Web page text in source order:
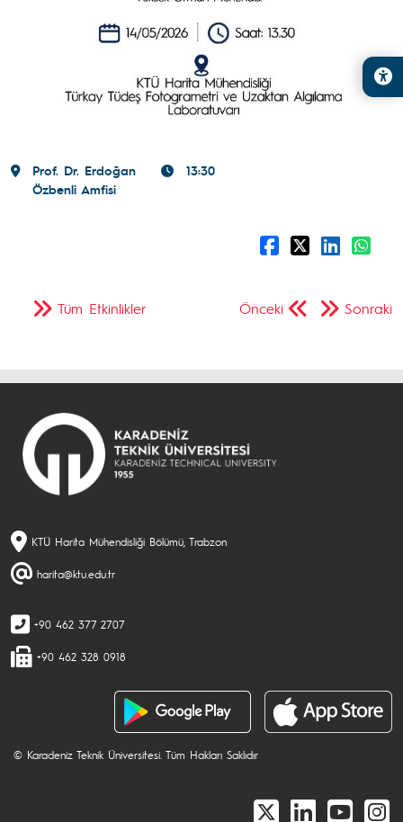
Prof. Dr. Erdoğan
Özbenli Amfisi
13:30
Önceki Sonraki
Tüm Etkinlikler
KTÜ Harita Mühendisliği Bölümü, Trabzon
harita@ktu.edu.tr
+90 462 377 2707
+90 462 328 0918
© Karadeniz Teknik Üniversitesi. Tüm Hakları Saklıdır